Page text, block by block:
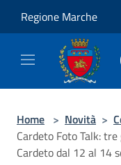
Regione Marche
Home > Novità >
Cardeto Foto Talk:
Cardeto dal 12 al 14